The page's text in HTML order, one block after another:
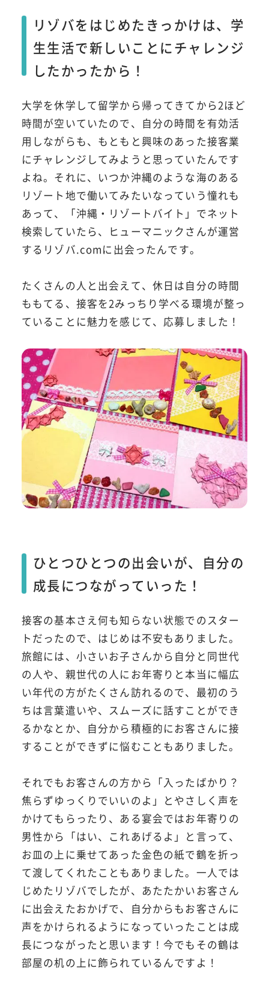
リゾバをはじめたきっかけは、学
生生活で新しいことにチャレンジ
したかったから！
大学を休学して留学から帰ってきてから2ほど
時間が空いていたので、自分の時間を有効活
用しながらも、もともと興味のあった接客業
にチャレンジしてみようと思っていたんです
よね。それに、いつか沖縄のような海のある
リゾート地で働いてみたいなっていう憧れも
あって、「沖縄・リゾートバイト」でネット
検索していたら、ヒューマニックさんが運営
するリゾバ.comに出会ったんです。
たくさんの人と出会えて、休日は自分の時間
ももてる、接客を2みっちり学べる環境が整っ
ていることに魅力を感じて、応募しました！
ひとつひとつの出会いが、自分の
成長につながっていった！
接客の基本さえ何も知らない状態でのスター
トだったので、はじめは不安もありました。
旅館には、小さいお子さんから自分と同世代
の人や、親世代の人にお年寄りと本当に幅広
い年代の方がたくさん訪れるので、最初のう
ちは言葉遣いや、スムーズに話すことができ
るかなとか、自分から積極的にお客さんに接
することができずに悩むこともありました。
それでもお客さんの方から「入ったばかり？
焦らずゆっくりでいいのよ」とやさしく声を
かけてもらったり、ある宴会ではお年寄りの
男性から「はい、これあげるよ」と言って、
お皿の上に乗せてあった金色の紙で鶴を折っ
て渡してくれたこともありました。一人では
じめたリゾバでしたが、あたたかいお客さん
に出会えたおかげで、自分からもお客さんに
声をかけられるようになっていったことは成
長につながったと思います！今でもその鶴は
部屋の机の上に飾られているんですよ！